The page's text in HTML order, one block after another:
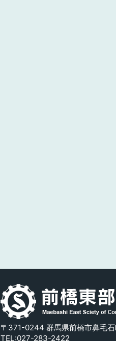
〒371-0244 群馬県前橋市鼻毛
TEL:027-283-2422